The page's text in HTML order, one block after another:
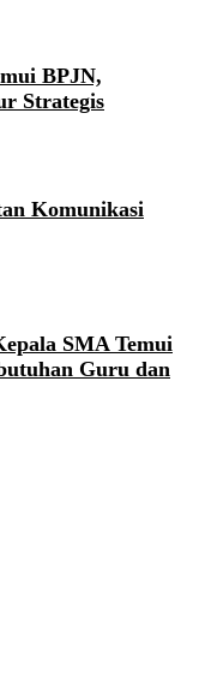
BPJN,
Strategis
Komunikasi
SMA Temui
Guru dan